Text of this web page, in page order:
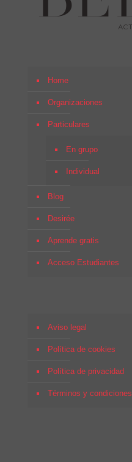
Home
Organizaciones
Particulares
En grupo
Individual
Blog
Desirée
Aprende gratis
Acceso Estudiantes
Aviso legal
Política de cookies
Política de privacidad
Términos y condiciones